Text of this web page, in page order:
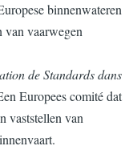
binnenwateren
van vaarwegen
de Standards dans
Europees comité dat
vaststellen van